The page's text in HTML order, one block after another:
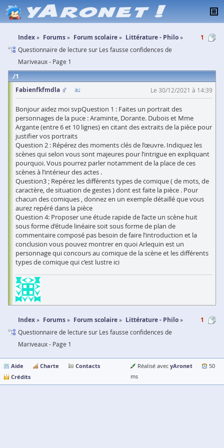
Index Forums Forum scolaire Littérature - Philo
Questionnaire de lecture sur Les fausse confidences de
Mariveaux - Page 1
1
1
Fabienfkfmdla
Le 30/12/2021 à 14:39
Bonjour aidez moi svpQuestion 1 : Faites un portrait des
personnages de la puce : Araminte, Dorante. Dubois et Mme
Argante (entre 6 et 10 lignes) en citant des extraits de la pièce pour
justifier vos portraits
Question 2 : Répérez des moments clés de l’œuvre. Indiquez les
scènes qui selon vous sont majeures pour l’intrigue en expliquant
pourquoi. Vous pourrez parler notamment de la place de ces
scènes à l’intérieur des actes .
Question3 ; Repérez les différents types de comique ( de mots, de
caractère, de situation de gestes ) dont est faite la pièce . Pour
chacun des comiques , donnez en un exemple détaillé que vous
aurez repéré dans la pièce
Question 4: Proposer une étude rapide de l’acte un scène huit
sous forme d’étude linéaire soit sous forme de plan de
commentaire composé pas besoin de faire l’introduction et la
conclusion vous pouvez montrer en quoi Arlequin est un
personnage qui concours au comique de la scène et les différents
types de comique qui c’est lustre ici
Index Forums Forum scolaire Littérature - Philo
Questionnaire de lecture sur Les fausse confidences de
Mariveaux - Page 1
1
Aide Charte
Contacts
Crédits
Réalisé avec yAronet
50
ms